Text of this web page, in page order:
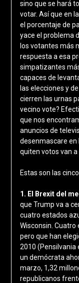
sino que se hará
votar. Así que en
el porcentaje de
yace el problema
los votantes más
respuesta a esa
simpatizantes
capaces de
las elecciones y
cierren las urnas
vecino vote?
que nos
anuncios de
desenmascare en
quiten votos van a
Estas son las
1. El Brexit del
que Trump va a
cuatro estados
Wisconsin.
pero que han
2010 (Pensilvania
un demócrata
marzo, 1,32
republicanos